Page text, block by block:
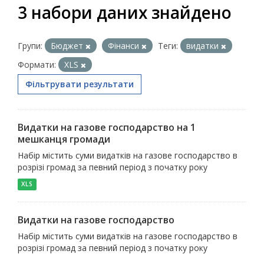
3 набори даних знайдено
Групи: Бюджет Фінанси Теги:
видатки
Формати:
XLS
Фільтрувати результати
Видатки на газове господарство на 1
мешканця громади
Набір містить суми видатків на газове господарство в
розрізі громад за певний період з початку року
XLS
Видатки на газове господарство
Набір містить суми видатків на газове господарство в
розрізі громад за певний період з початку року